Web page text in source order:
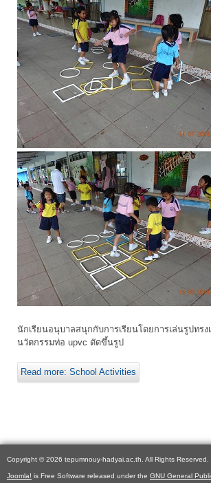
นักเรียนอนุบาลสนุกกับการเรียนโดยการเล่นรูปทร
นวัตกรรมท่อ upvc ดัดขึ้นรูป
Read more: School Activities
Copyright © 2026 tepumnouy-hadyai.ac.th. All Rights Reserved.
Joomla! is Free Software released under the GNU General